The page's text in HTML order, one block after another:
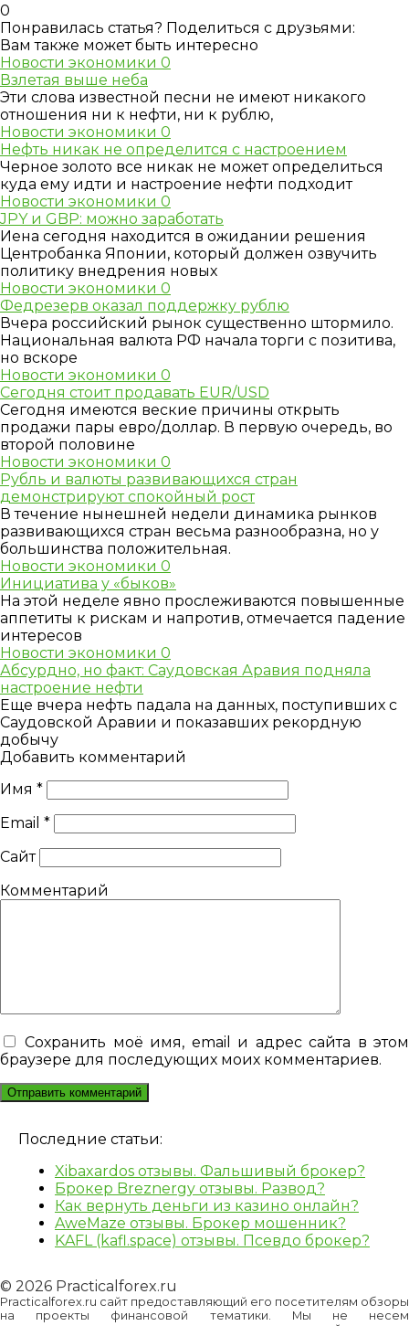
0
Понравилась статья? Поделиться с друзьями:
Вам также может быть интересно
Новости экономики 0
Взлетая выше неба
Эти слова известной песни не имеют никакого
отношения ни к нефти, ни к рублю,
Новости экономики 0
Нефть никак не определится с настроением
Черное золото все никак не может определиться
куда ему идти и настроение нефти подходит
Новости экономики 0
JPY и GBP: можно заработать
Иена сегодня находится в ожидании решения
Центробанка Японии, который должен озвучить
политику внедрения новых
Новости экономики 0
Федрезерв оказал поддержку рублю
Вчера российский рынок существенно штормило.
Национальная валюта РФ начала торги с позитива,
но вскоре
Новости экономики 0
Сегодня стоит продавать EUR/USD
Сегодня имеются веские причины открыть
продажи пары евро/доллар. В первую очередь, во
второй половине
Новости экономики 0
Рубль и валюты развивающихся стран
демонстрируют спокойный рост
В течение нынешней недели динамика рынков
развивающихся стран весьма разнообразна, но у
большинства положительная.
Новости экономики 0
Инициатива у «быков»
На этой неделе явно прослеживаются повышенные
аппетиты к рискам и напротив, отмечается падение
интересов
Новости экономики 0
Абсурдно, но факт: Саудовская Аравия подняла
настроение нефти
Еще вчера нефть падала на данных, поступивших с
Саудовской Аравии и показавших рекордную
добычу
Добавить комментарий
Имя *
Email *
Сайт
Комментарий
Сохранить моё имя, email и адрес сайта в этом
браузере для последующих моих комментариев.
Последние статьи:
Xibaxardos отзывы. Фальшивый брокер?
Брокер Breznergy отзывы. Развод?
Как вернуть деньги из казино онлайн?
AweMaze отзывы. Брокер мошенник?
KAFL (kafl.space) отзывы. Псевдо брокер?
© 2026 Practicalforex.ru
Practicalforex.ru сайт предоставляющий его посетителям обзоры
на проекты финансовой тематики. Мы не несем